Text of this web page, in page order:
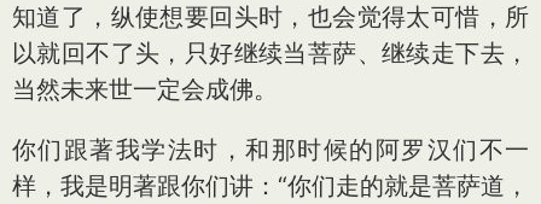
知道了，纵使想要回头时，也会觉得太可惜，所
以就回不了头，只好继续当菩萨、继续走下去，
当然未来世一定会成佛。
你们跟著我学法时，和那时候的阿罗汉们不一
样，我是明著跟你们讲：“你们走的就是菩萨道，